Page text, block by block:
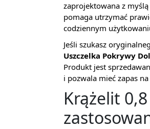
zaprojektowana z
pomaga utrzymać
codziennym
Jeśli szukasz
Uszczelka Pokrywy
Produkt jest
i pozwala mieć zapas
Krążelit